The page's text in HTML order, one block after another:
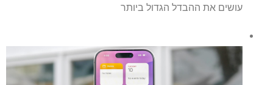
עושים את ההבדל הגדול ביותר